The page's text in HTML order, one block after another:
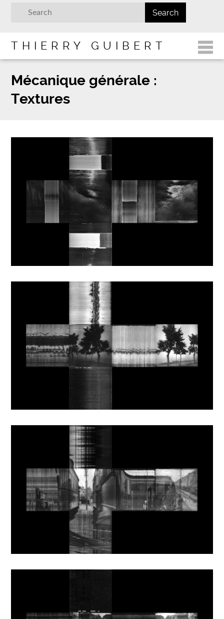
THIERRY GUIBERT
Mécanique générale :
Textures